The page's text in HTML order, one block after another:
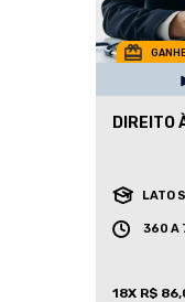
DIREITO
LATO
360 A
18X R$